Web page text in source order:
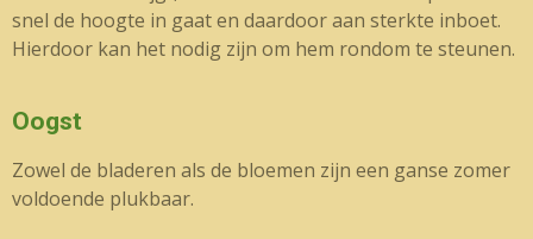
snel de hoogte in gaat en daardoor aan sterkte inboet.
Hierdoor kan het nodig zijn om hem rondom te steunen.
Oogst
Zowel de bladeren als de bloemen zijn een ganse zomer
voldoende plukbaar.